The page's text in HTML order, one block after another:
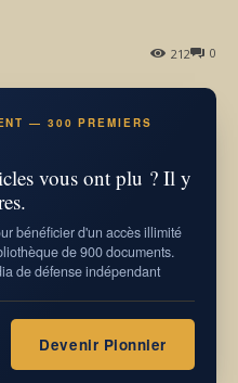
0
212
— 300 PREMIERS
vous ont plu ? Il y
bénéficier d'un accès illimité
de 900 documents.
de défense indépendant
Devenir Pionnier